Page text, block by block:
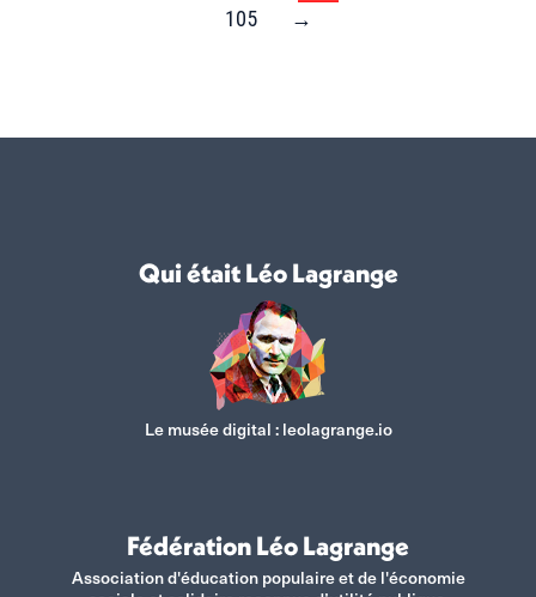
105
→
Qui était Léo Lagrange
Le musée digital :leolagrange.io
Fédération Léo Lagrange
Association d'éducation populaire et de l'économie